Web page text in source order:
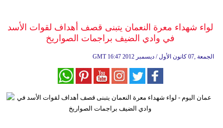
وموسيقى
سياحة
لواء شهداء معرة النعمان يتبنى قصف أهداف لقوات الأسد
في وادي الضيف براجمات الصواريخ
GMT 16:47 2012 الجمعة ,07 كانون الأول / ديسمبر